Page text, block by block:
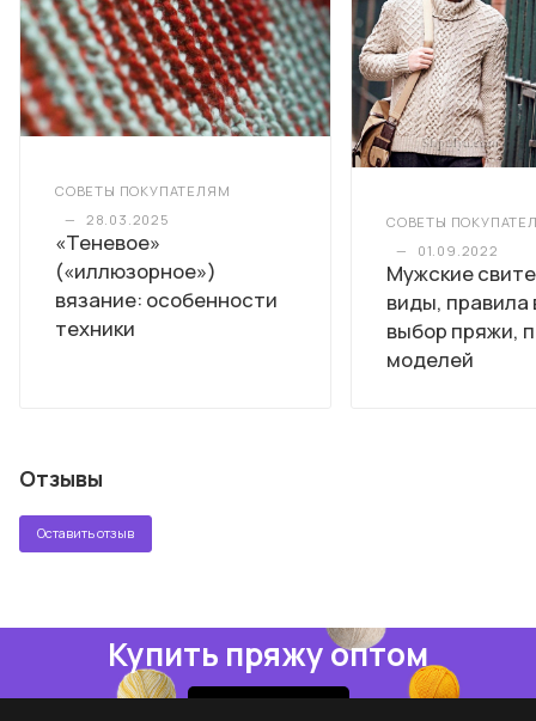
СОВЕТЫ ПОКУПАТЕЛЯМ
—
28.03.2025
«Теневое»
(«иллюзорное»)
вязание: особенности
техники
СОВЕТЫ
—
01.09.2022
Мужские
виды, правила
выбор пряжи,
моделей
Отзывы
Оставить отзыв
Купить пряжу оптом